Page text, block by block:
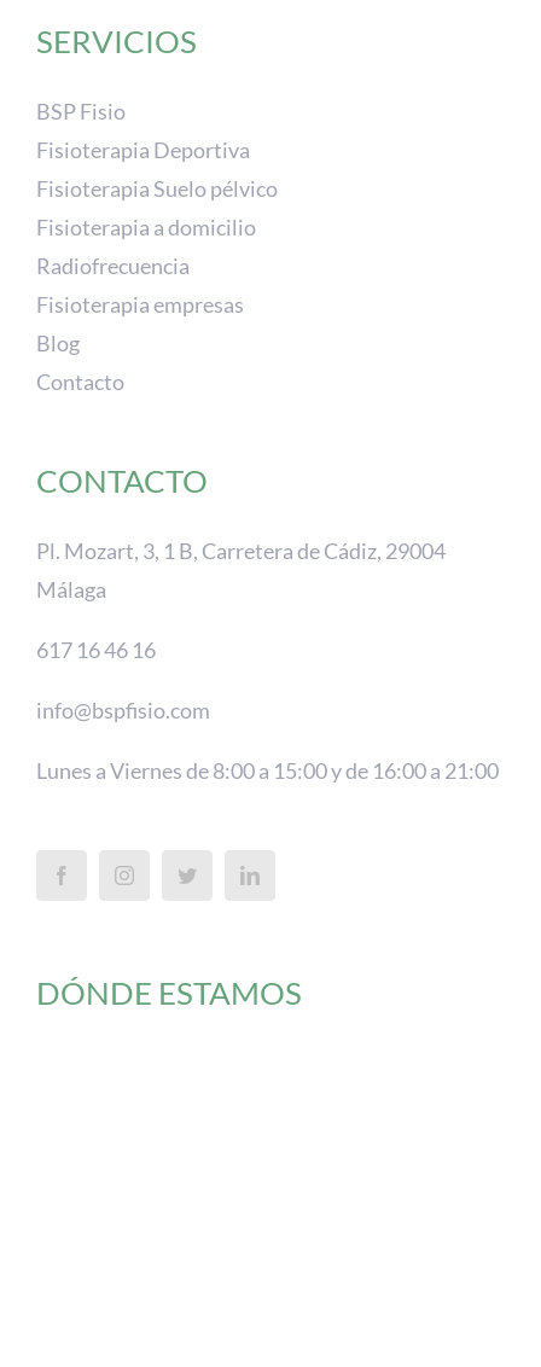
SERVICIOS
BSP Fisio
Fisioterapia Deportiva
Fisioterapia Suelo pélvico
Fisioterapia a domicilio
Radiofrecuencia
Fisioterapia empresas
Blog
Contacto
CONTACTO
Pl. Mozart, 3, 1 B, Carretera de Cádiz, 29004
Málaga
617 16 46 16
info@bspfisio.com
Lunes a Viernes de 8:00 a 15:00 y de 16:00 a 21:00
DÓNDE ESTAMOS